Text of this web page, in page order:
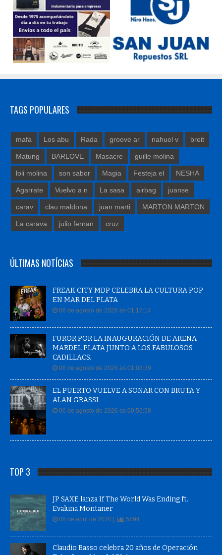
TAGS POPULARES
mafa Los abu Rada groove ar nahuel v breit
Matung BARLOVE Masacre guille molina
loli molina son sabor Magia Festeja el NESHA
Agarrate Vuelvo a n La sasa airbag juanse
carav clau maldona juan marti MARTON MARTON
La carava julio fernan cruz
ÚLTIMAS NOTÍCIAS
FREAK CITY MDP CELEBRA LA CULTURA POP
EN MAR DEL PLATA
06 de agosto de 2026 às 01:17:14
FUROR POR LA INAUGURACIÓN DE ARENA
MARDEL PLATA JUNTO A LOS FABULOSOS
CADILLACS.
06 de agosto de 2026 às 01:08:39
EL PUERTO VUELVE A SONAR CON BRUTA Y
ALAN GRASSI
06 de agosto de 2026 às 00:56:58
TOP 3
JP SAXE lanza If The World Was Ending ft.
Evaluna Montaner
08 de abril de 2020 | 5594
Claudio Basso celebra 20 años de Operación